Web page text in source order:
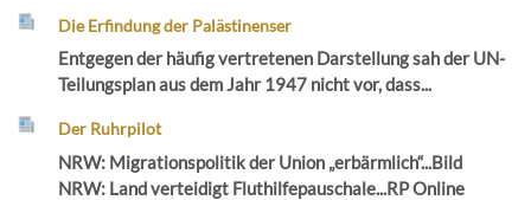
Die Erfindung der Palästinenser
Entgegen der häufig vertretenen Darstellung sah der UN-
Teilungsplan aus dem Jahr 1947 nicht vor, dass...
Der Ruhrpilot
NRW: Migrationspolitik der Union „erbärmlich“...Bild
NRW: Land verteidigt Fluthilfepauschale...RP Online